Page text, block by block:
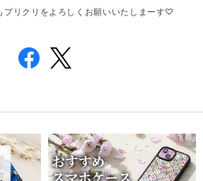
プリクリをよろしくお願いいたしまーす♡